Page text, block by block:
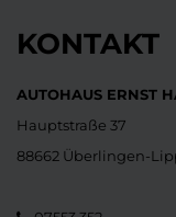
KONTAKT
AUTOHAUS ERNST
Hauptstraße 37
88662 Überlingen-